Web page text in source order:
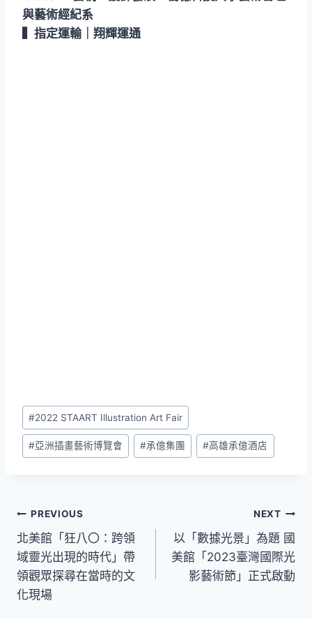
與藝術經紀系
▍指定運輸｜翔輝運通
Post
Tags:
#2022 STAART Illustration Art Fair
#亞洲插畫藝術博覽會 #承億集團 #高雄承億酒店
文
章
導
覽
PREVIOUS
北美館「狂八〇：跨領
域靈光出現的時代」帶
領觀眾探尋在當時的文
化現場
NEXT
以「數據光景」為題 國
美館「2023臺灣國際光
影藝術節」正式啟動